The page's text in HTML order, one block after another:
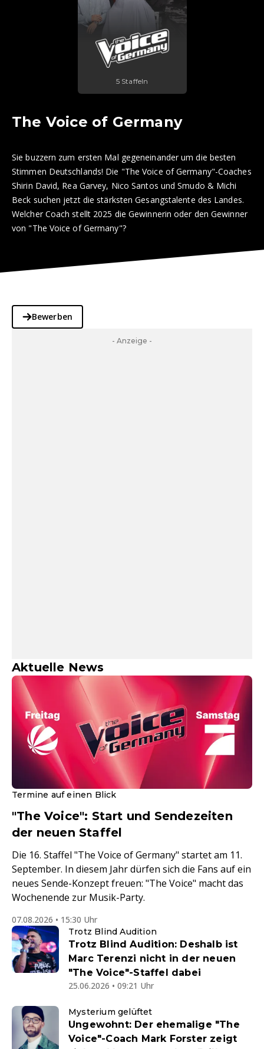
5 Staffeln
The Voice of Germany
Sie buzzern zum ersten Mal gegeneinander um die besten
Stimmen Deutschlands! Die "The Voice of Germany"-Coaches
Shirin David, Rea Garvey, Nico Santos und Smudo & Michi
Beck suchen jetzt die stärksten Gesangstalente des Landes.
Welcher Coach stellt 2025 die Gewinnerin oder den Gewinner
von "The Voice of Germany"?
Bewerben
- Anzeige -
Aktuelle News
Termine auf einen Blick
"The Voice": Start und Sendezeiten
der neuen Staffel
Die 16. Staffel "The Voice of Germany" startet am 11.
September. In diesem Jahr dürfen sich die Fans auf ein
neues Sende-Konzept freuen: "The Voice" macht das
Wochenende zur Musik-Party.
07.08.2026 • 15:30 Uhr
Trotz Blind Audition
Trotz Blind Audition: Deshalb ist
Marc Terenzi nicht in der neuen
"The Voice"-Staffel dabei
25.06.2026 • 09:21 Uhr
Mysterium gelüftet
Ungewohnt: Der ehemalige "The
Voice"-Coach Mark Forster zeigt